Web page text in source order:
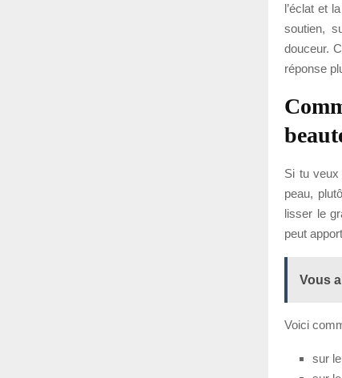
l’éclat et
soutien,
douceur.
réponse
Si tu veux
peau,
lisser le
peut
Vous
Voici
sur